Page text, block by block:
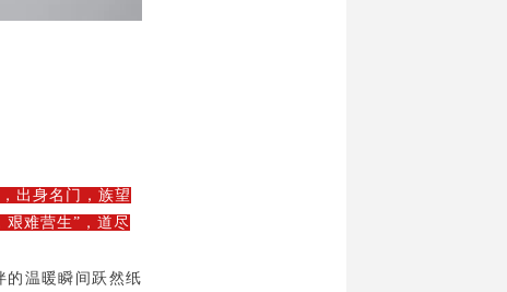
出身名门，族望
艰难营生”，道尽
的温暖瞬间跃然纸